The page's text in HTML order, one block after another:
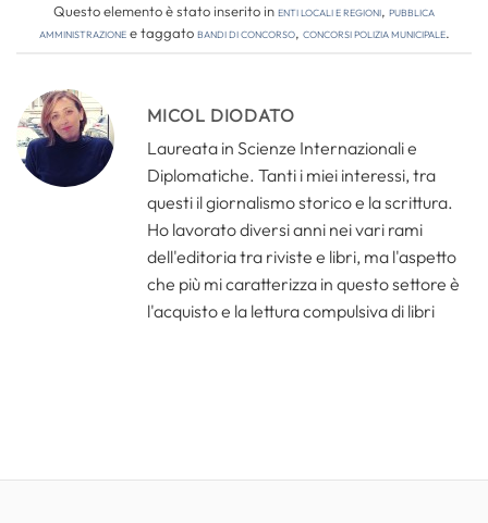
Questo elemento è stato inserito inEnti locali e regioni, Pubblica
amministrazionee taggatobandi di concorso, concorsi polizia municipale.
MICOL DIODATO
Laureata in Scienze Internazionali e
Diplomatiche. Tanti i miei interessi, tra
questi il giornalismo storico e la scrittura.
Ho lavorato diversi anni nei vari rami
dell'editoria tra riviste e libri, ma l'aspetto
che più mi caratterizza in questo settore è
l'acquisto e la lettura compulsiva di libri